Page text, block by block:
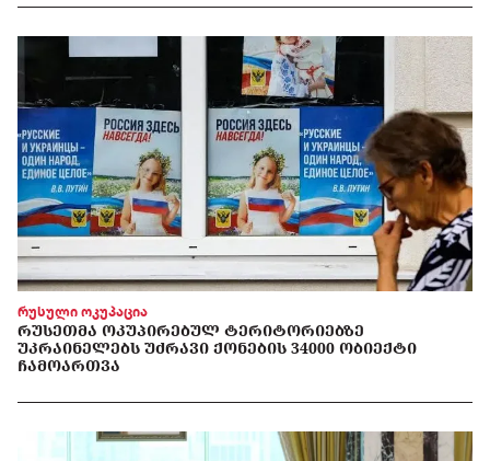
რუსული ოკუპაცია
ᲠᲣᲡᲔᲗᲛᲐ ᲝᲙᲣᲞᲘᲠᲔᲑᲣᲚ ᲢᲔᲠᲘᲢᲝᲠᲘᲔᲑᲖᲔ
ᲣᲙᲠᲐᲘᲜᲔᲚᲔᲑᲡ ᲣᲫᲠᲐᲕᲘ ᲥᲝᲜᲔᲑᲘᲡ 34000 ᲝᲑᲘᲔᲥᲢᲘ
ᲩᲐᲛᲝᲐᲠᲗᲕᲐ